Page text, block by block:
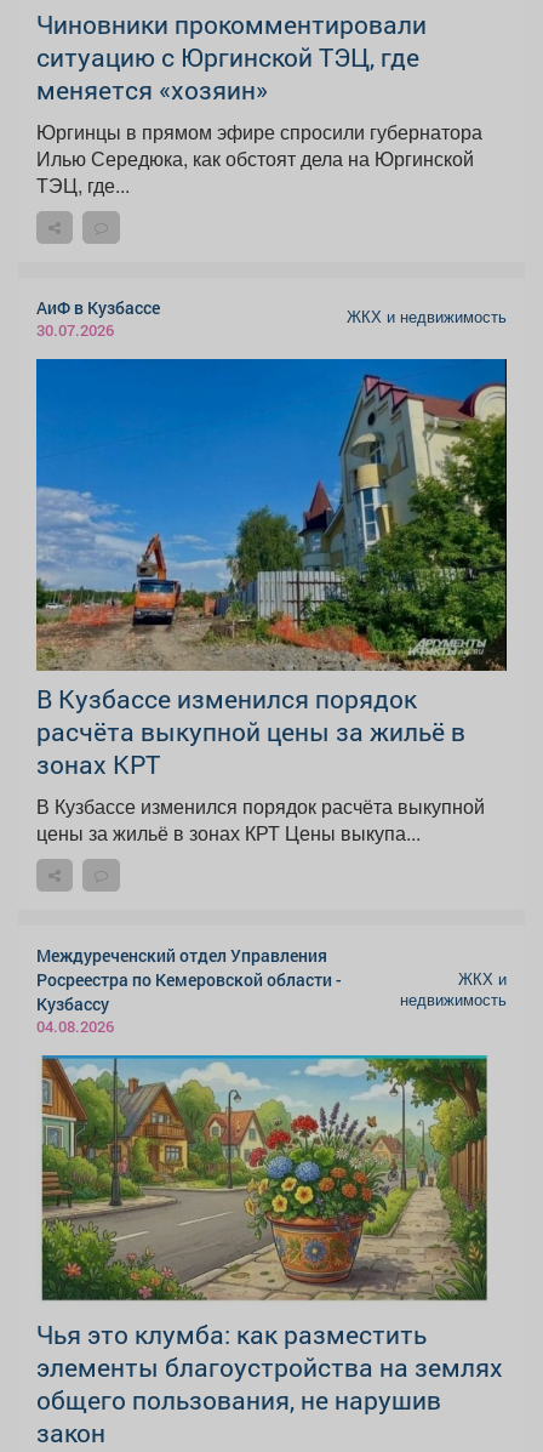
Чиновники прокомментировали
ситуацию с Юргинской ТЭЦ, где
меняется «хозяин»
Юргинцы в прямом эфире спросили губернатора
Илью Середюка, как обстоят дела на Юргинской
ТЭЦ, где...
АиФ в Кузбассе
30.07.2026
ЖКХ и недвижимость
В Кузбассе изменился порядок
расчёта выкупной цены за жильё в
зонах КРТ
В Кузбассе изменился порядок расчёта выкупной
цены за жильё в зонах КРТ Цены выкупа...
Междуреченский отдел Управления
Росреестра по Кемеровской области -
Кузбассу
04.08.2026
ЖКХ и
недвижимость
Чья это клумба: как разместить
элементы благоустройства на землях
общего пользования, не нарушив
закон